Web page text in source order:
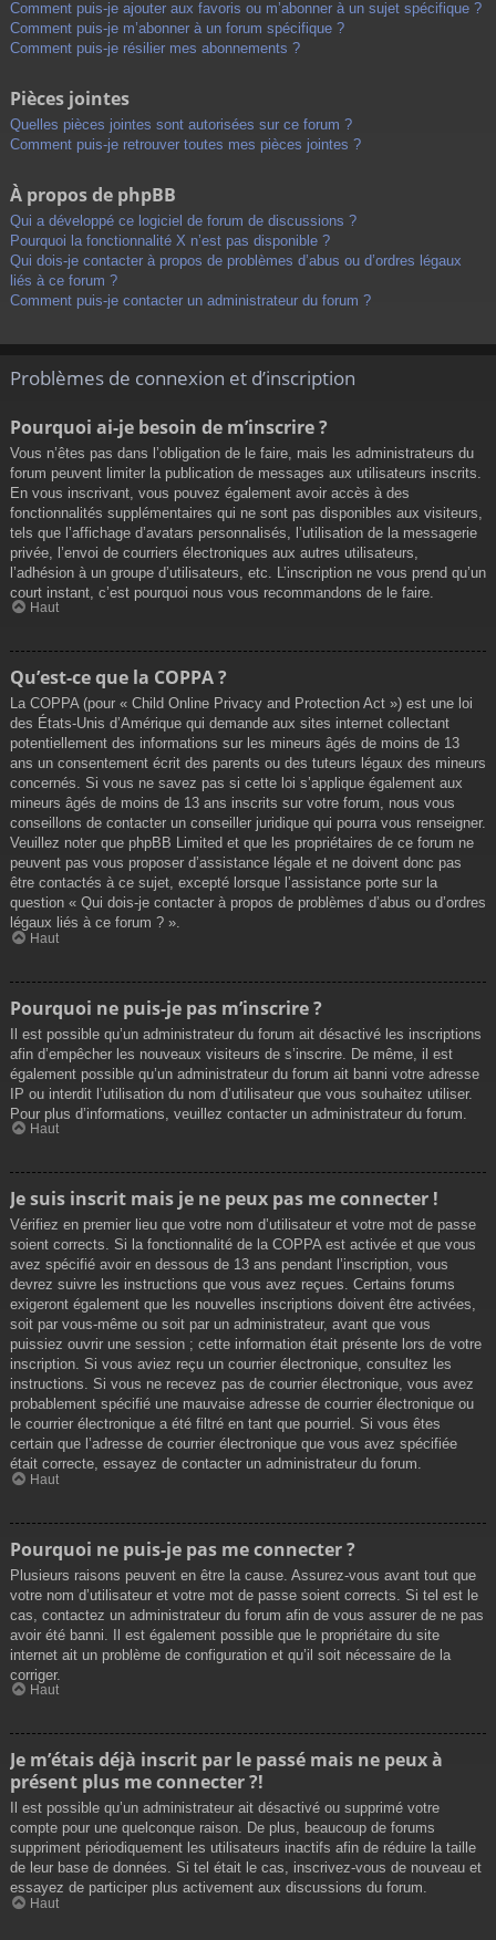
Comment puis-je ajouter aux favoris ou m’abonner à un sujet spécifique ?
Comment puis-je m’abonner à un forum spécifique ?
Comment puis-je résilier mes abonnements ?
Pièces jointes
Quelles pièces jointes sont autorisées sur ce forum ?
Comment puis-je retrouver toutes mes pièces jointes ?
À propos de phpBB
Qui a développé ce logiciel de forum de discussions ?
Pourquoi la fonctionnalité X n’est pas disponible ?
Qui dois-je contacter à propos de problèmes d’abus ou d’ordres légaux
liés à ce forum ?
Comment puis-je contacter un administrateur du forum ?
Problèmes de connexion et d’inscription
Pourquoi ai-je besoin de m’inscrire ?
Vous n’êtes pas dans l’obligation de le faire, mais les administrateurs du
forum peuvent limiter la publication de messages aux utilisateurs inscrits.
En vous inscrivant, vous pouvez également avoir accès à des
fonctionnalités supplémentaires qui ne sont pas disponibles aux visiteurs,
tels que l’affichage d’avatars personnalisés, l’utilisation de la messagerie
privée, l’envoi de courriers électroniques aux autres utilisateurs,
l’adhésion à un groupe d’utilisateurs, etc. L’inscription ne vous prend qu’un
court instant, c’est pourquoi nous vous recommandons de le faire.
Haut
Qu’est-ce que la COPPA ?
La COPPA (pour « Child Online Privacy and Protection Act ») est une loi
des États-Unis d’Amérique qui demande aux sites internet collectant
potentiellement des informations sur les mineurs âgés de moins de 13
ans un consentement écrit des parents ou des tuteurs légaux des mineurs
concernés. Si vous ne savez pas si cette loi s’applique également aux
mineurs âgés de moins de 13 ans inscrits sur votre forum, nous vous
conseillons de contacter un conseiller juridique qui pourra vous renseigner.
Veuillez noter que phpBB Limited et que les propriétaires de ce forum ne
peuvent pas vous proposer d’assistance légale et ne doivent donc pas
être contactés à ce sujet, excepté lorsque l’assistance porte sur la
question « Qui dois-je contacter à propos de problèmes d’abus ou d’ordres
légaux liés à ce forum ? ».
Haut
Pourquoi ne puis-je pas m’inscrire ?
Il est possible qu’un administrateur du forum ait désactivé les inscriptions
afin d’empêcher les nouveaux visiteurs de s’inscrire. De même, il est
également possible qu’un administrateur du forum ait banni votre adresse
IP ou interdit l’utilisation du nom d’utilisateur que vous souhaitez utiliser.
Pour plus d’informations, veuillez contacter un administrateur du forum.
Haut
Je suis inscrit mais je ne peux pas me connecter !
Vérifiez en premier lieu que votre nom d’utilisateur et votre mot de passe
soient corrects. Si la fonctionnalité de la COPPA est activée et que vous
avez spécifié avoir en dessous de 13 ans pendant l’inscription, vous
devrez suivre les instructions que vous avez reçues. Certains forums
exigeront également que les nouvelles inscriptions doivent être activées,
soit par vous-même ou soit par un administrateur, avant que vous
puissiez ouvrir une session ; cette information était présente lors de votre
inscription. Si vous aviez reçu un courrier électronique, consultez les
instructions. Si vous ne recevez pas de courrier électronique, vous avez
probablement spécifié une mauvaise adresse de courrier électronique ou
le courrier électronique a été filtré en tant que pourriel. Si vous êtes
certain que l’adresse de courrier électronique que vous avez spécifiée
était correcte, essayez de contacter un administrateur du forum.
Haut
Pourquoi ne puis-je pas me connecter ?
Plusieurs raisons peuvent en être la cause. Assurez-vous avant tout que
votre nom d’utilisateur et votre mot de passe soient corrects. Si tel est le
cas, contactez un administrateur du forum afin de vous assurer de ne pas
avoir été banni. Il est également possible que le propriétaire du site
internet ait un problème de configuration et qu’il soit nécessaire de la
corriger.
Haut
Je m’étais déjà inscrit par le passé mais ne peux à
présent plus me connecter ?!
Il est possible qu’un administrateur ait désactivé ou supprimé votre
compte pour une quelconque raison. De plus, beaucoup de forums
suppriment périodiquement les utilisateurs inactifs afin de réduire la taille
de leur base de données. Si tel était le cas, inscrivez-vous de nouveau et
essayez de participer plus activement aux discussions du forum.
Haut